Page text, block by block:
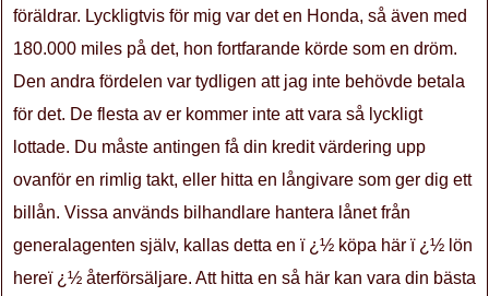
föräldrar. Lyckligtvis för mig var det en Honda, så även med
180.000 miles på det, hon fortfarande körde som en dröm.
Den andra fördelen var tydligen att jag inte behövde betala
för det. De flesta av er kommer inte att vara så lyckligt
lottade. Du måste antingen få din kredit värdering upp
ovanför en rimlig takt, eller hitta en långivare som ger dig ett
billån. Vissa används bilhandlare hantera lånet från
generalagenten själv, kallas detta en ï ¿½ köpa här ï ¿½ lön
hereï ¿½ återförsäljare. Att hitta en så här kan vara din bästa